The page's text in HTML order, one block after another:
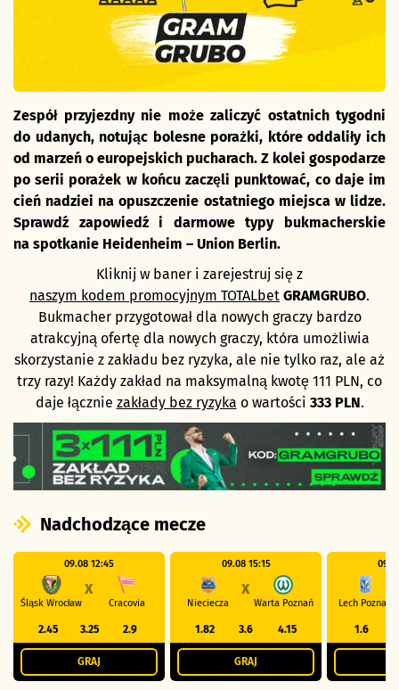
Zespół przyjezdny nie może zaliczyć ostatnich tygodni
do udanych, notując bolesne porażki, które oddaliły ich
od marzeń o europejskich pucharach. Z kolei gospodarze
po serii porażek w końcu zaczęli punktować, co daje im
cień nadziei na opuszczenie ostatniego miejsca w lidze.
Sprawdź zapowiedź i darmowe typy bukmacherskie
na spotkanie Heidenheim – Union Berlin.
Kliknij w baner i zarejestruj się z
naszym kodem promocyjnym TOTALbet GRAMGRUBO.
Bukmacher przygotował dla nowych graczy bardzo
atrakcyjną ofertę dla nowych graczy, która umożliwia
skorzystanie z zakładu bez ryzyka, ale nie tylko raz, ale aż
trzy razy! Każdy zakład na maksymalną kwotę 111 PLN, co
daje łącznie zakłady bez ryzyka o wartości 333 PLN.
Nadchodzące mecze
09.08 12:45
Śląsk Wrocław
X
Cracovia
2.45 3.25 2.9
GRAJ
09.08 15:15
Nieciecza
X
Warta Poznań
1.82 3.6 4.15
GRAJ
Lech Poznań
1.6